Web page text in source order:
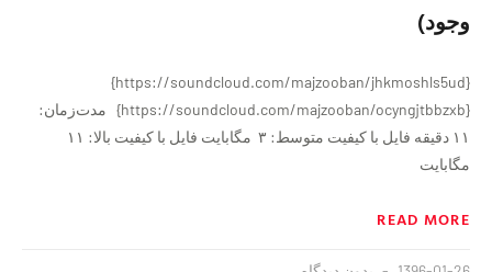
وجود)
{https://soundcloud.com/majzooban/jhkmoshls5ud}
{https://soundcloud.com/majzooban/ocyngjtbbzxb} مدت‌زمان:
۱۱ دقيقه فايل با کیفیت متوسط: ۳ مگابایت فايل با کیفیت بالا: ۱۱
مگابایت
READ MORE